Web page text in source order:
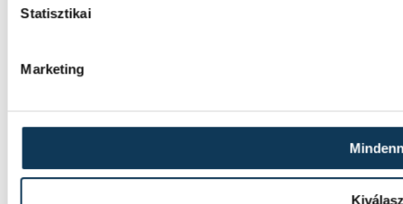
Statisztikai
Marketing